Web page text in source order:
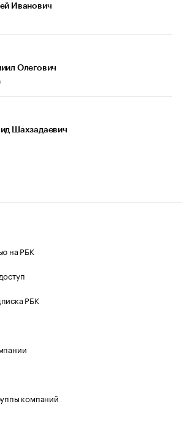
Иванович
Олегович
Шахзадаевич
на РБК
РБК
компаний